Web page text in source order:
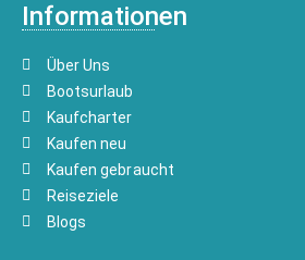
Informationen
Über Uns
Bootsurlaub
Kaufcharter
Kaufen neu
Kaufen gebraucht
Reiseziele
Blogs